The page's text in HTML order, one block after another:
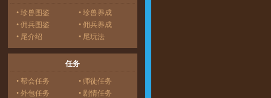
• 珍兽图鉴
• 珍兽养成
• 佣兵图鉴
• 佣兵养成
• 尾介绍
• 尾玩法
任务
• 帮会任务
• 师徒任务
• 外包任务
• 剧情任务